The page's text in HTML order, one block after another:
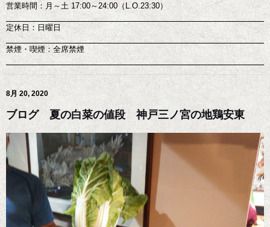
営業時間：月～土 17:00～24:00（L.O.23:30）
定休日：日曜日
禁煙・喫煙：全席禁煙
8月 20, 2020
ブログ 夏の白菜の値段 神戸三ノ宮の地鶏安東